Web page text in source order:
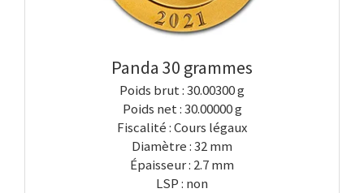
Panda 30 grammes
Poids brut : 30.00300 g
Poids net : 30.00000 g
Fiscalité : Cours légaux
Diamètre : 32 mm
Épaisseur : 2.7 mm
LSP : non